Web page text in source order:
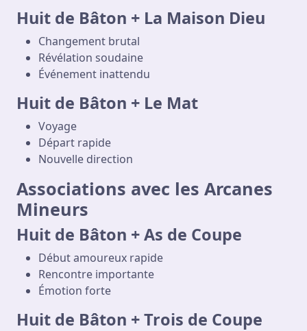
Huit de Bâton + La Maison Dieu
Changement brutal
Révélation soudaine
Événement inattendu
Huit de Bâton + Le Mat
Voyage
Départ rapide
Nouvelle direction
Associations avec les Arcanes
Mineurs
Huit de Bâton + As de Coupe
Début amoureux rapide
Rencontre importante
Émotion forte
Huit de Bâton + Trois de Coupe